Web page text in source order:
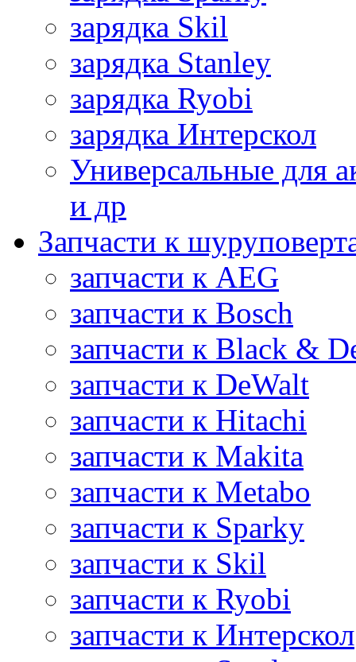
зарядка Skil
зарядка Stanley
зарядка Ryobi
зарядка Интерскол
Универсальные для
и др
Запчасти к
запчасти к AEG
запчасти к Bosch
запчасти к Black &
запчасти к DeWalt
запчасти к Hitachi
запчасти к Makita
запчасти к Metabo
запчасти к Sparky
запчасти к Skil
запчасти к Ryobi
запчасти к Интерскол